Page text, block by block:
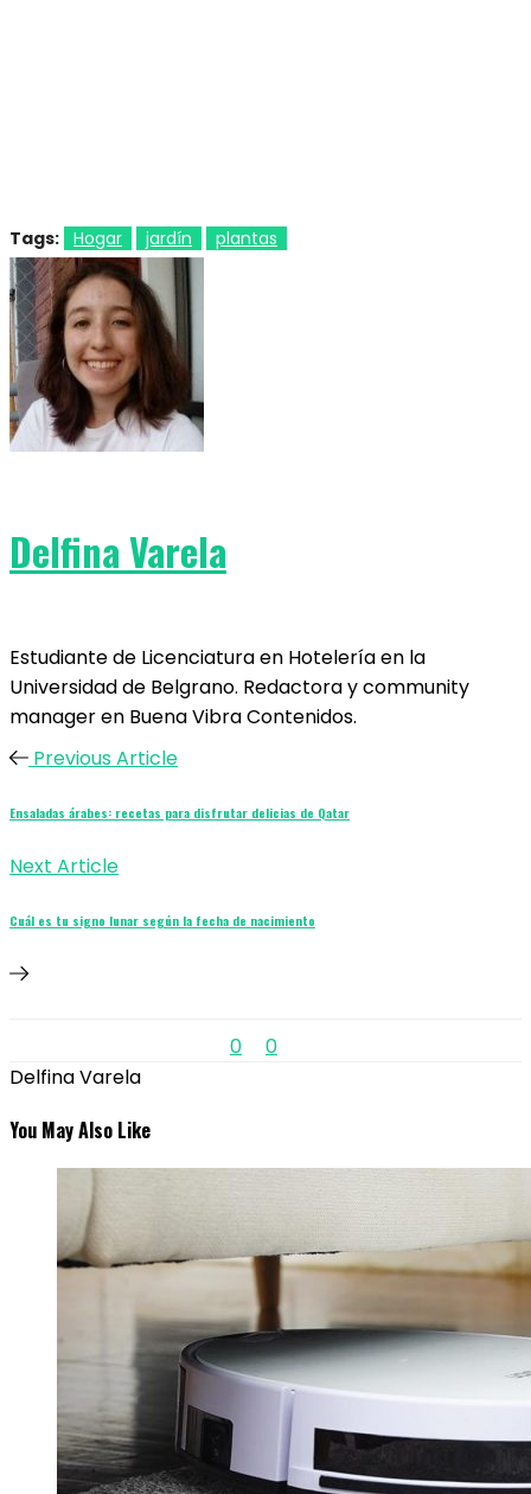
Tags: Hogar jardín plantas
Delfina Varela
Estudiante de Licenciatura en Hotelería en la
Universidad de Belgrano. Redactora y community
manager en Buena Vibra Contenidos.
Previous Article
Ensaladas árabes: recetas para disfrutar delicias de Qatar
Next Article
Cuál es tu signo lunar según la fecha de nacimiento
0
0
Delfina Varela
You May Also Like